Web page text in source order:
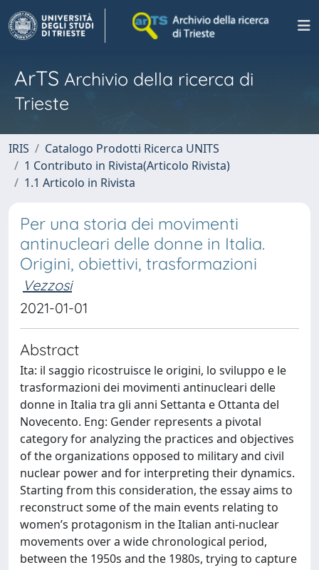
ArTS Archivio della ricerca di
Trieste
IRIS
Catalogo Prodotti Ricerca UNITS
1 Contributo in Rivista(Articolo Rivista)
1.1 Articolo in Rivista
Per una storia dei movimenti
antinucleari delle donne in Italia.
Origini, obiettivi, trasformazioni
Vezzosi
2021-01-01
Abstract
Ita: il saggio ricostruisce le origini, lo sviluppo e le
trasformazioni dei movimenti antinucleari delle
donne in Italia tra gli anni Settanta e Ottanta del
Novecento. Eng: Gender represents a pivotal
category for analyzing the practices and objectives
of the organizations opposed to military and civil
nuclear power and for interpreting their dynamics.
Starting from this consideration, the essay aims to
reconstruct some of the main events relating to
women’s protagonism in the Italian anti-nuclear
movements over a wide chronological period,
between the 1950s and the 1980s, trying to capture